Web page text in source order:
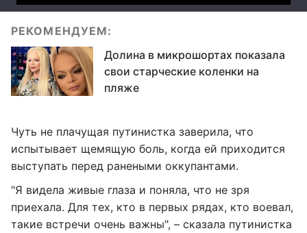
РЕКОМЕНДУЕМ:
Долина в микрошортах показала
свои старческие коленки на
пляже
Чуть не плачущая путинистка заверила, что
испытывает щемящую боль, когда ей приходится
выступать перед ранеными оккупантами.
"Я видела живые глаза и поняла, что не зря
приехала. Для тех, кто в первых рядах, кто воевал,
такие встречи очень важны", – сказала путинистка